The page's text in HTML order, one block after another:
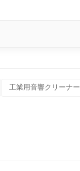
工業用音響クリーナー